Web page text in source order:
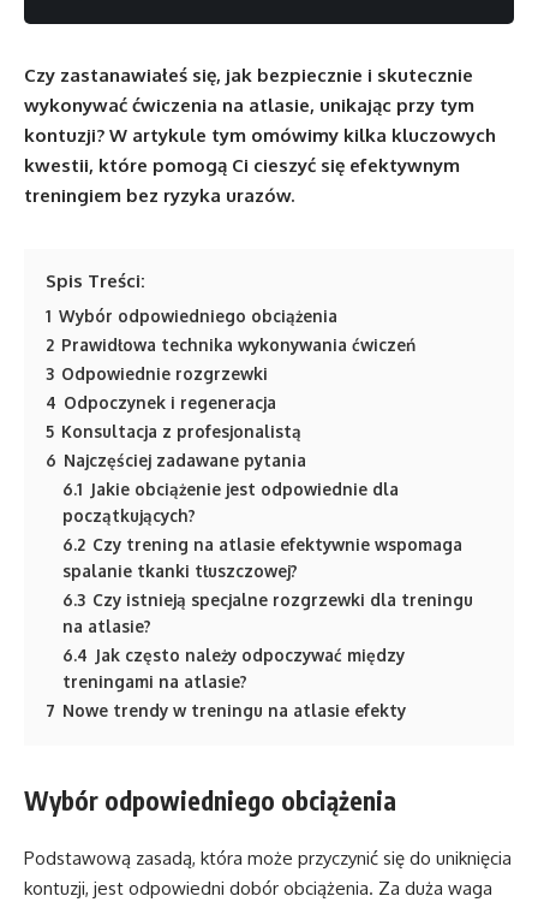
Czy zastanawiałeś się, jak bezpiecznie i skutecznie
wykonywać ćwiczenia na atlasie, unikając przy tym
kontuzji? W artykule tym omówimy kilka kluczowych
kwestii, które pomogą Ci cieszyć się efektywnym
treningiem bez ryzyka urazów.
Spis Treści:
1 Wybór odpowiedniego obciążenia
2 Prawidłowa technika wykonywania ćwiczeń
3 Odpowiednie rozgrzewki
4 Odpoczynek i regeneracja
5 Konsultacja z profesjonalistą
6 Najczęściej zadawane pytania
6.1 Jakie obciążenie jest odpowiednie dla
początkujących?
6.2 Czy trening na atlasie efektywnie wspomaga
spalanie tkanki tłuszczowej?
6.3 Czy istnieją specjalne rozgrzewki dla treningu
na atlasie?
6.4 Jak często należy odpoczywać między
treningami na atlasie?
7 Nowe trendy w treningu na atlasie efekty
Wybór odpowiedniego obciążenia
Podstawową zasadą, która może przyczynić się do uniknięcia
kontuzji, jest odpowiedni dobór obciążenia. Za duża waga